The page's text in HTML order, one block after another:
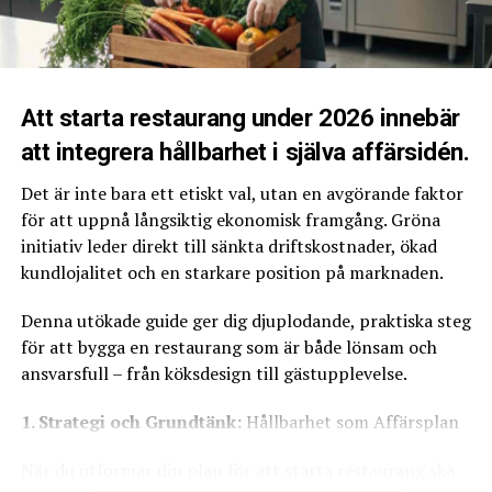
restaurangkök med rätt personal
hänga upp en tunn gardin eller hålla upp ett vitt
papper för att mjuka upp ljuset. Du vill ha mjukt ljus
som smeker maten, inte hårda solkatter.
Lek med skuggorna
Försök att undvika att fota med ljuset rakt i ryggen (så
kallat frontljus), då det gör bilden platt. Låt istället
ljuset komma från sidan eller snett bakifrån (motljus).
Sidoljus skapar vackra skuggor som lyfter fram texturen
i brödet, glansen i såsen och krispigheten i grönsakerna.
Varning för blixten
Använd aldrig, under några omständigheter, mobilens
maten som tar bort alla naturliga skuggor och får
Att starta restaurang under 2026 innebär
att integrera hållbarhet i själva affärsidén.
Det är inte bara ett etiskt val, utan en avgörande faktor
för att uppnå långsiktig ekonomisk framgång. Gröna
initiativ leder direkt till sänkta driftskostnader, ökad
kundlojalitet och en starkare position på marknaden.
Denna utökade guide ger dig djuplodande, praktiska steg
för att bygga en restaurang som är både lönsam och
ansvarsfull – från köksdesign till gästupplevelse.
1. Strategi och Grundtänk:Hållbarhet som Affärsplan